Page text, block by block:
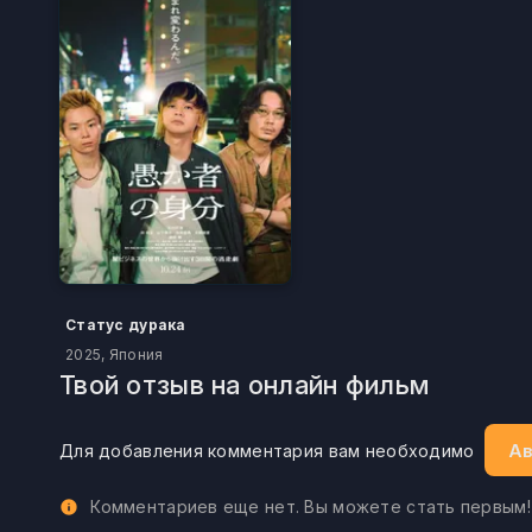
Статус дурака
2025, Япония
Твой отзыв на онлайн фильм
Для добавления комментария вам необходимо
Комментариев еще нет. Вы можете стать первым!